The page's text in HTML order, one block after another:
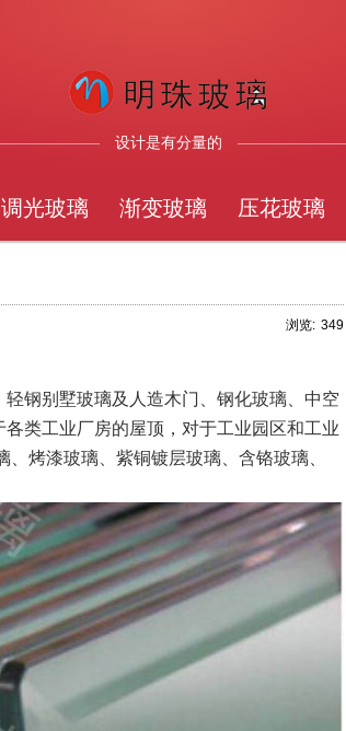
设计是有分量的
调光玻璃 渐变玻璃 压花玻璃
浏览: 349
钢别墅玻璃及人造木门、钢化玻璃、中空
类工业厂房的屋顶，对于工业园区和工业
烤漆玻璃、紫铜镀层玻璃、含铬玻璃、